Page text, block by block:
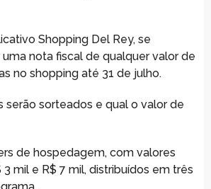
Shopping Del Rey, se
nota fiscal de qualquer valor de
no shopping até 31 de julho.
serão sorteados e qual o valor de
de hospedagem, com valores
mil e R$ 7 mil, distribuídos em três